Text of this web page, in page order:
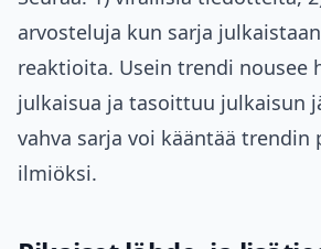
arvosteluja kun sarja
reaktioita. Usein trendi nousee
julkaisua ja tasoittuu julkaisun
vahva sarja voi kääntää trendin
ilmiöksi.